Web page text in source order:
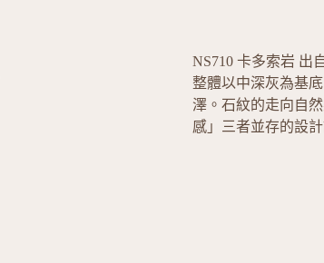
NS710 卡多索岩 出
整體以中深灰為基
澤。石紋的走向自
感」三者並存的設計